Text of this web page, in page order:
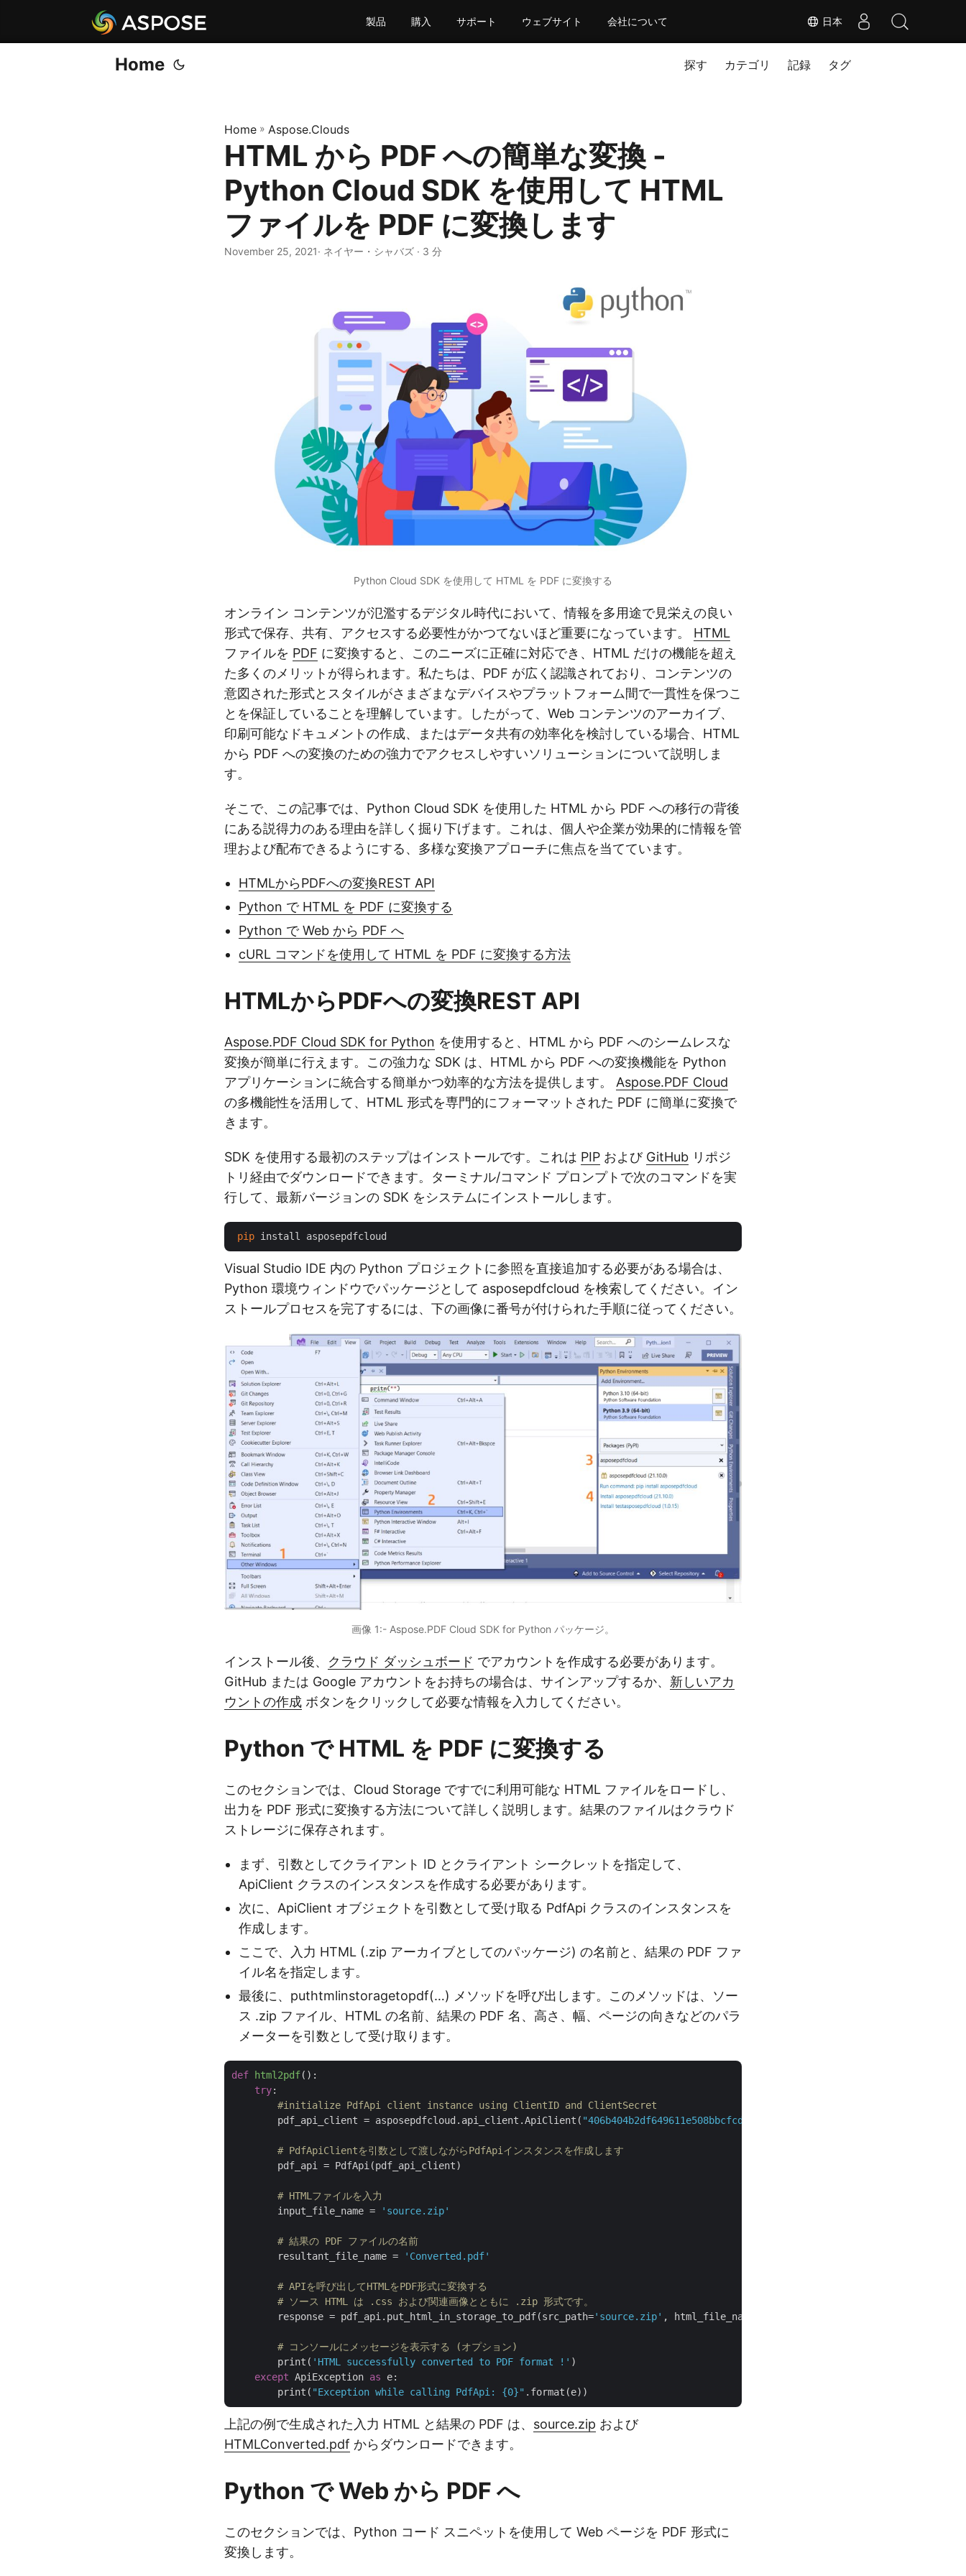
日本
製品 購入 サポート ウェブサイト 会社について
Home 探す カテゴリ 記録 タグ
Home » Aspose.Clouds
HTML から PDF への簡単な変換 -
Python Cloud SDK を使用して HTML
ファイルを PDF に変換します
November 25, 2021· ネイヤー・シャバズ · 3 分
Python Cloud SDK を使用して HTML を PDF に変換する
オンライン コンテンツが氾濫するデジタル時代において、情報を多用途で見栄えの良い
形式で保存、共有、アクセスする必要性がかつてないほど重要になっています。 HTML
ファイルを PDF に変換すると、このニーズに正確に対応でき、HTML だけの機能を超え
た多くのメリットが得られます。私たちは、PDF が広く認識されており、コンテンツの
意図された形式とスタイルがさまざまなデバイスやプラットフォーム間で一貫性を保つこ
とを保証していることを理解しています。したがって、Web コンテンツのアーカイブ、
印刷可能なドキュメントの作成、またはデータ共有の効率化を検討している場合、HTML
から PDF への変換のための強力でアクセスしやすいソリューションについて説明しま
す。
そこで、この記事では、Python Cloud SDK を使用した HTML から PDF への移行の背後
にある説得力のある理由を詳しく掘り下げます。これは、個人や企業が効果的に情報を管
理および配布できるようにする、多様な変換アプローチに焦点を当てています。
HTMLからPDFへの変換REST API
Python で HTML を PDF に変換する
Python で Web から PDF へ
cURL コマンドを使用して HTML を PDF に変換する方法
HTMLからPDFへの変換REST API
Aspose.PDF Cloud SDK for Python を使用すると、HTML から PDF へのシームレスな
変換が簡単に行えます。この強力な SDK は、HTML から PDF への変換機能を Python
アプリケーションに統合する簡単かつ効率的な方法を提供します。 Aspose.PDF Cloud
の多機能性を活用して、HTML 形式を専門的にフォーマットされた PDF に簡単に変換で
きます。
SDK を使用する最初のステップはインストールです。これは PIP および GitHub リポジ
トリ経由でダウンロードできます。ターミナル/コマンド プロンプトで次のコマンドを実
行して、最新バージョンの SDK をシステムにインストールします。
pip
Visual Studio IDE 内の Python プロジェクトに参照を直接追加する必要がある場合は、
Python 環境ウィンドウでパッケージとして asposepdfcloud を検索してください。イン
ストールプロセスを完了するには、下の画像に番号が付けられた手順に従ってください。
画像 1:- Aspose.PDF Cloud SDK for Python パッケージ。
インストール後、 クラウド ダッシュボード でアカウントを作成する必要があります。
GitHub または Google アカウントをお持ちの場合は、サインアップするか、 新しいアカ
ウントの作成 ボタンをクリックして必要な情報を入力してください。
Python で HTML を PDF に変換する
このセクションでは、Cloud Storage ですでに利用可能な HTML ファイルをロードし、
出力を PDF 形式に変換する方法について詳しく説明します。結果のファイルはクラウド
ストレージに保存されます。
まず、引数としてクライアント ID とクライアント シークレットを指定して、
ApiClient クラスのインスタンスを作成する必要があります。
次に、ApiClient オブジェクトを引数として受け取る PdfApi クラスのインスタンスを
作成します。
ここで、入力 HTML (.zip アーカイブとしてのパッケージ) の名前と、結果の PDF ファ
イル名を指定します。
最後に、puthtmlinstoragetopdf(…) メソッドを呼び出します。このメソッドは、ソー
ス .zip ファイル、HTML の名前、結果の PDF 名、高さ、幅、ページの向きなどのパラ
メーターを引数として受け取ります。
def html2pdf():
try:
#initialize PdfApi client instance using ClientID and ClientSecret
        pdf_api_client = asposepdfcloud.api_client.ApiClient(
"406b404b2df649611e508bbcfcd2a77f"
# PdfApiClientを引数として渡しながらPdfApiインスタンスを作成します
        pdf_api = PdfApi(pdf_api_client)
# HTMLファイルを入力
        input_file_name =
'source.zip'
# 結果の PDF ファイルの名前
        resultant_file_name =
'Converted.pdf'
# APIを呼び出してHTMLをPDF形式に変換する
# ソース HTML は .css および関連画像とともに .zip 形式です。
        response = pdf_api.put_html_in_storage_to_pdf(src_path=
'source.zip' , html_file_name=
# コンソールにメッセージを表示する (オプション)
        print(
'HTML successfully converted to PDF format !' )
except ApiException as e:
        print(
"Exception while calling PdfApi: {0}"
上記の例で生成された入力 HTML と結果の PDF は、 source.zip および
HTMLConverted.pdf からダウンロードできます。
Python で Web から PDF へ
このセクションでは、Python コード スニペットを使用して Web ページを PDF 形式に
変換します。